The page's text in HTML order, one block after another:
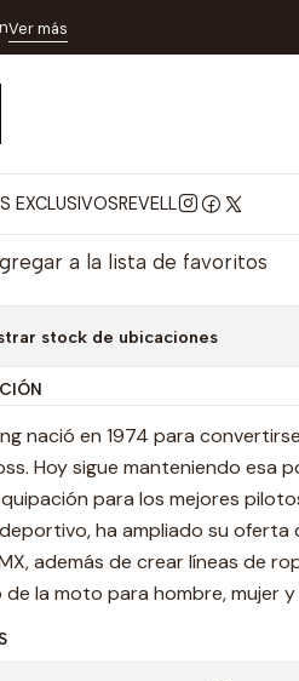
EXCLUSIVOSREVELL
Ver más
Y CICLISMO
Comprar ahora
a la lista de favoritos
stock de ubicaciones
nació en 1974 para
Hoy sigue manteniendo esa
para los mejores
ha ampliado su
además de crear líneas de
de la moto para hombre, mujer y